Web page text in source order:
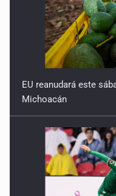
EU reanudará este
Michoacán